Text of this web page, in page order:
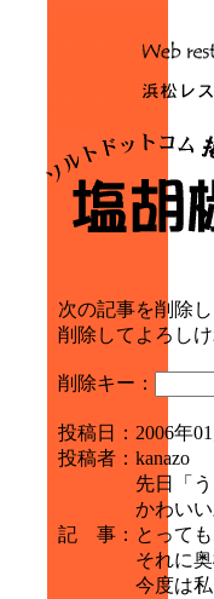
次の記事を削除し
削除してよろし
削除キー：
投稿日 ： 2006年
投稿者 ： kanazo
記 事 ：
先日「
かわい
とって
それに
今度は